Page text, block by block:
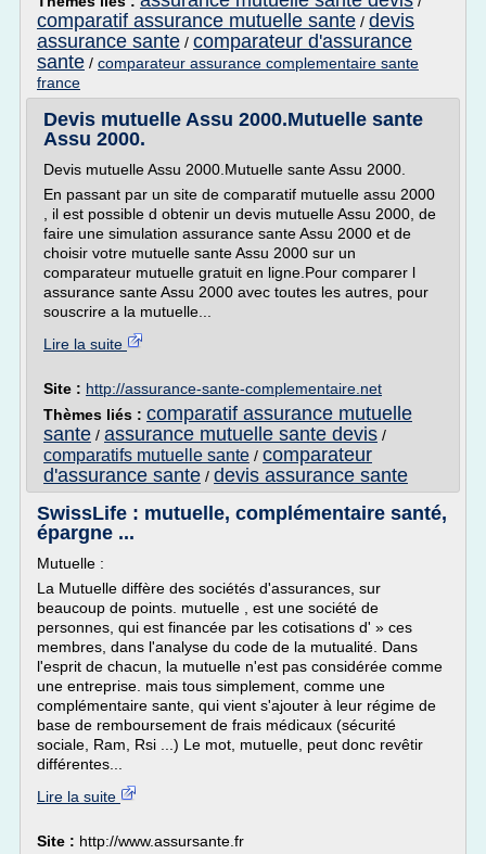
comparatif assurance mutuelle sante / devis
assurance sante / comparateur d'assurance
sante / comparateur assurance complementaire sante
france
Devis mutuelle Assu 2000.Mutuelle sante
Assu 2000.
Devis mutuelle Assu 2000.Mutuelle sante Assu 2000.
En passant par un site de comparatif mutuelle assu 2000
, il est possible d obtenir un devis mutuelle Assu 2000, de
faire une simulation assurance sante Assu 2000 et de
choisir votre mutuelle sante Assu 2000 sur un
comparateur mutuelle gratuit en ligne.Pour comparer l
assurance sante Assu 2000 avec toutes les autres, pour
souscrire a la mutuelle...
Lire la suite
Site : http://assurance-sante-complementaire.net
Thèmes liés : comparatif assurance mutuelle
sante / assurance mutuelle sante devis /
comparatifs mutuelle sante / comparateur
d'assurance sante / devis assurance sante
SwissLife : mutuelle, complémentaire santé,
épargne ...
Mutuelle :
La Mutuelle diffère des sociétés d'assurances, sur
beaucoup de points. mutuelle , est une société de
personnes, qui est financée par les cotisations d' » ces
membres, dans l'analyse du code de la mutualité. Dans
l'esprit de chacun, la mutuelle n'est pas considérée comme
une entreprise. mais tous simplement, comme une
complémentaire sante, qui vient s'ajouter à leur régime de
base de remboursement de frais médicaux (sécurité
sociale, Ram, Rsi ...) Le mot, mutuelle, peut donc revêtir
différentes...
Lire la suite
Site : http://www.assursante.fr